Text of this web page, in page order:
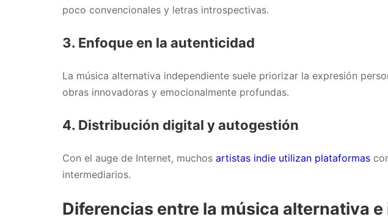
poco convencionales y letras introspectivas.
3. Enfoque en la autenticidad
La música alternativa independiente suele priorizar la expresión
obras innovadoras y emocionalmente profundas.
4. Distribución digital y autogestión
Con el auge de Internet, muchos artistas indie utilizan plataformas
intermediarios.
Diferencias entre la música alternativa